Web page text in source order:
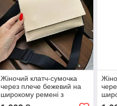
Жіночий клатч-сумочка
через плече бежевий на
широкому ремені з